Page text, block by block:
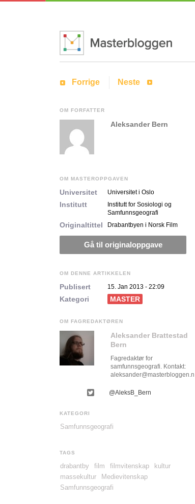
Forrige Neste
OM FORFATTER
Aleksander Bern
OM MASTEROPPGAVEN
Universitet Universitet i Oslo
Institutt
Institutt for Sosiologi og
Samfunnsgeografi
Originaltittel Drabantbyen i Norsk Film
Gå til originaloppgave
OM DENNE ARTIKKELEN
Publisert 15. Jan 2013 - 22:09
Kategori MASTER
OM FAGREDAKTØREN
Aleksander Brattestad
Bern
Fagredaktør for
samfunnsgeografi. Kontakt:
aleksander@masterbloggen.no
@AleksB_Bern
KATEGORI
Samfunnsgeografi
TAGS
drabantby film filmvitenskap
kultur
massekultur
Medievitenskap
Samfunnsgeografi